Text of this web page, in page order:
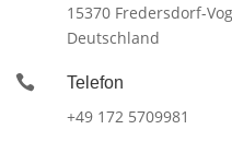
15370 Fredersdorf-
Deutschland
 Telefon
+49 172 5709981